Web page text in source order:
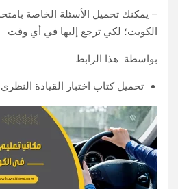
– يمكنك تحميل الأسئلة الخاصة
الكويت؛ لكي ترجع إليها في أي وقت
بواسطة هذا الرابط
تحميل كتاب اختبار القيادة